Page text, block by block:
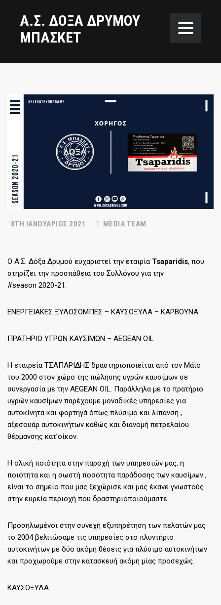
Α.Σ. ΔΟΞΑ ΔΡΥΜΟΥ
ΜΠΑΣΚΕΤ
8TH ΙΑΝΟΥΆΡΙΟΣ 2021 MEDIA TEAM
Ο Α.Σ. Δόξα Δρυμού ευχαριστεί την εταιρία Tsaparidis, που
στηρίζει την προσπάθεια του Συλλόγου για την
#season 2020-21.
ΕΝΕΡΓΕΙΑΚΕΣ ΞΥΛΟΣΟΜΠΕΣ – ΚΑΥΣΟΞΥΛΑ – ΚΑΡΒΟΥΝΑ
ΠΡΑΤΗΡΙΟ ΥΓΡΩΝ ΚΑΥΣΙΜΩΝ – AEGEAN OIL
Η εταιρεία ΤΣΑΠΑΡΙΔΗΣ δραστηριοποιείται από τον Μάϊο
του 2000 στον χώρο της πώλησης υγρών καυσίμων σε
συνεργασία με την AEGEAN OIL. Παράλληλα με το πρατήριο
υγρών καυσίμων παρέχουμε μοναδικές υπηρεσίες για
αυτοκίνητα και φορτηγά όπως πλύσιμο και λίπανση ,
αξεσουάρ αυτοκινήτων καθώς και διανομή πετρελαίου
θέρμανσης κατ’οίκον.
Η ολική ποιότητα στην παροχή των υπηρεσιών μας, η
ποιότητα και η σωστή ποσότητα παράδοσης των καυσίμων ,
είναι το σημείο που μας ξεχώρισε και μας έκανε γνωστούς
στην ευρεία περιοχή που δραστηριοποιούμαστε.
Προσηλωμένοι στην συνεχή εξυπηρέτηση των πελατών μας
το 2004 βελτιώσαμε τις υπηρεσίες στο πλυντήριο
αυτοκινήτων με δύο ακόμη θέσεις για πλύσιμο αυτοκινήτων
και προχωρούμε στην κατασκευή ακόμη μίας προσεχώς.
ΚΑΥΣΟΞΥΛΑ